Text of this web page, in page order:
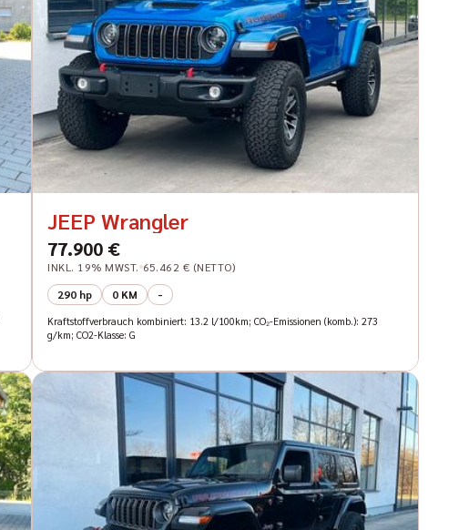
JEEP Wrangler
77.900 €
INKL. 19% MWST. 65.462 € (NETTO)
290 hp
0 KM -
Kraftstoffverbrauch kombiniert: 13.2 l/100km; CO₂-Emissionen (komb.): 273
g/km; CO2-Klasse: G